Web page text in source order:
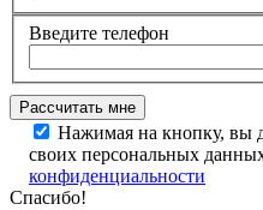
Введите телефон
Нажимая на кнопку, вы
своих персональных
конфиденциальности
Спасибо!